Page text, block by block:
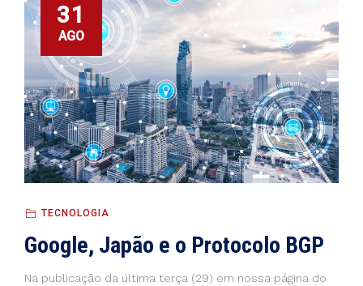
31
AGO
TECNOLOGIA
Google, Japão e o Protocolo BGP
Na publicação da última terça (29) em nossa página do